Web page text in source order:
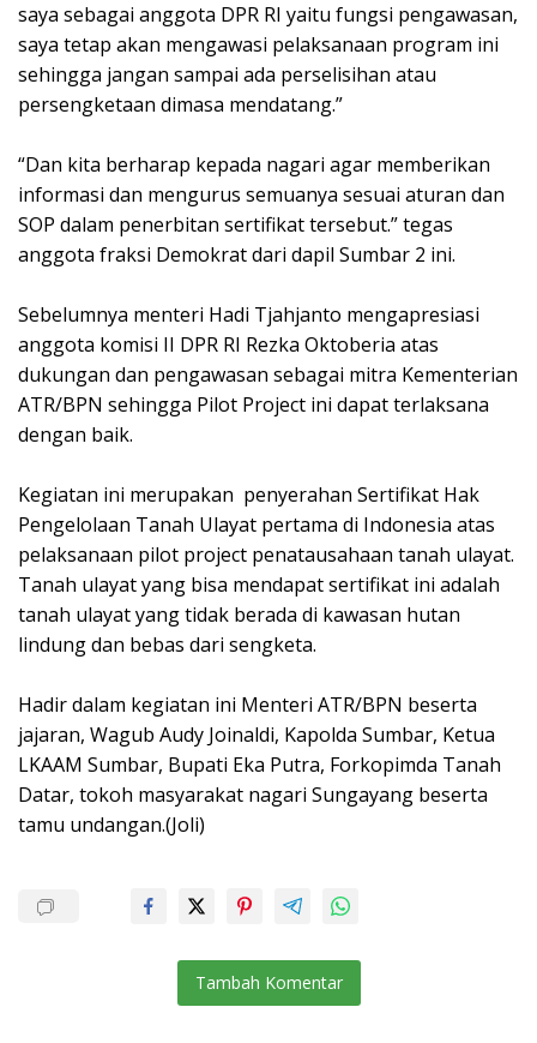
saya sebagai anggota DPR RI yaitu fungsi pengawasan,
saya tetap akan mengawasi pelaksanaan program ini
sehingga jangan sampai ada perselisihan atau
persengketaan dimasa mendatang.”
“Dan kita berharap kepada nagari agar memberikan
informasi dan mengurus semuanya sesuai aturan dan
SOP dalam penerbitan sertifikat tersebut.” tegas
anggota fraksi Demokrat dari dapil Sumbar 2 ini.
Sebelumnya menteri Hadi Tjahjanto mengapresiasi
anggota komisi II DPR RI Rezka Oktoberia atas
dukungan dan pengawasan sebagai mitra Kementerian
ATR/BPN sehingga Pilot Project ini dapat terlaksana
dengan baik.
Kegiatan ini merupakan penyerahan Sertifikat Hak
Pengelolaan Tanah Ulayat pertama di Indonesia atas
pelaksanaan pilot project penatausahaan tanah ulayat.
Tanah ulayat yang bisa mendapat sertifikat ini adalah
tanah ulayat yang tidak berada di kawasan hutan
lindung dan bebas dari sengketa.
Hadir dalam kegiatan ini Menteri ATR/BPN beserta
jajaran, Wagub Audy Joinaldi, Kapolda Sumbar, Ketua
LKAAM Sumbar, Bupati Eka Putra, Forkopimda Tanah
Datar, tokoh masyarakat nagari Sungayang beserta
tamu undangan.(Joli)
Tambah Komentar